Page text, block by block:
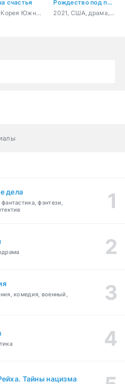
счастья
2024, Корея Южная, драма, история
Рождество под парусом
2021, США, драма, мелодрама
дела
фэнтези,
комедия, военный,
Тайны нацизма